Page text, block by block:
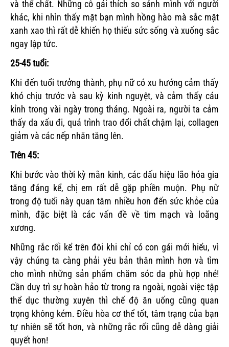
và thể chất. Những cô gái thích so sánh mình với người
khác, khi nhìn thấy mặt bạn mình hồng hào mà sắc mặt
xanh xao thì rất dễ khiến họ thiếu sức sống và xuống sắc
ngay lập tức.
25-45 tuổi:
Khi đến tuổi trưởng thành, phụ nữ có xu hướng cảm thấy
khó chịu trước và sau kỳ kinh nguyệt, và cảm thấy cáu
kỉnh trong vài ngày trong tháng. Ngoài ra, người ta cảm
thấy da xấu đi, quá trình trao đổi chất chậm lại, collagen
giảm và các nếp nhăn tăng lên.
Trên 45:
Khi bước vào thời kỳ mãn kinh, các dấu hiệu lão hóa gia
tăng đáng kể, chị em rất dễ gặp phiền muộn. Phụ nữ
trong độ tuổi này quan tâm nhiều hơn đến sức khỏe của
mình, đặc biệt là các vấn đề về tim mạch và loãng
xương.
Những rắc rối kể trên đôi khi chỉ có con gái mới hiểu, vì
vậy chúng ta càng phải yêu bản thân mình hơn và tìm
cho mình những sản phẩm chăm sóc da phù hợp nhé!
Cần duy trì sự hoàn hảo từ trong ra ngoài, ngoài việc tập
thể dục thường xuyên thì chế độ ăn uống cũng quan
trọng không kém. Điều hòa cơ thể tốt, tâm trạng của bạn
tự nhiên sẽ tốt hơn, và những rắc rối cũng dễ dàng giải
quyết hơn!